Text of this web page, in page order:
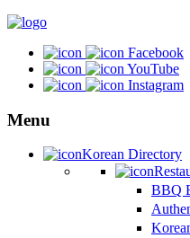
Facebook
YouTube
Instagram
Menu
Korean Directory
BBQ